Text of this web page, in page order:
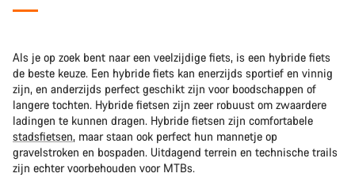
Als je op zoek bent naar een veelzijdige fiets, is een hybride fiets
de beste keuze. Een hybride fiets kan enerzijds sportief en vinnig
zijn, en anderzijds perfect geschikt zijn voor boodschappen of
langere tochten. Hybride fietsen zijn zeer robuust om zwaardere
ladingen te kunnen dragen. Hybride fietsen zijn comfortabele
stadsfietsen, maar staan ook perfect hun mannetje op
gravelstroken en bospaden. Uitdagend terrein en technische trails
zijn echter voorbehouden voor MTBs.